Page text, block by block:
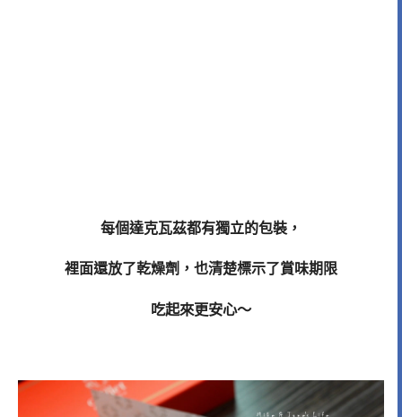
每個達克瓦茲都有獨立的包裝，
裡面還放了乾燥劑，也清楚標示了賞味期限
吃起來更安心～